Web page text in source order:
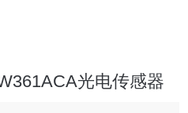
光电传感器